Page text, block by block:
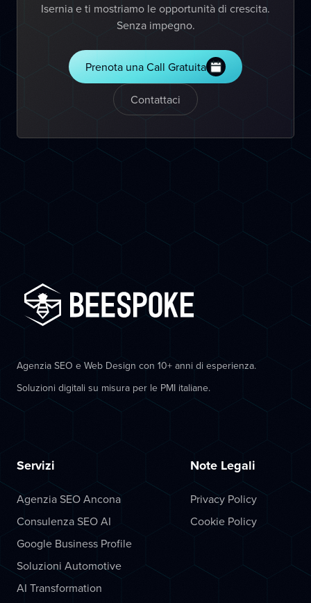
Isernia e ti mostriamo le opportunità di crescita.
Senza impegno.
Prenota una Call Gratuita
Contattaci
Agenzia SEO e Web Design con 10+ anni di esperienza.
Soluzioni digitali su misura per le PMI italiane.
Servizi
Agenzia SEO Ancona
Consulenza SEO AI
Google Business Profile
Soluzioni Automotive
AI Transformation
Note Legali
Privacy Policy
Cookie Policy